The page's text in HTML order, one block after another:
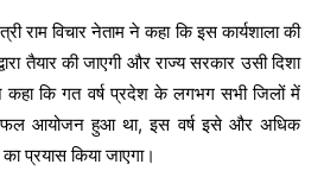
राम विचार नेताम ने कहा कि इस कार्यशाला की
तैयार की जाएगी और राज्य सरकार उसी दिशा
कहा कि गत वर्ष प्रदेश के लगभग सभी जिलों में
आयोजन हुआ था, इस वर्ष इसे और अधिक
प्रयास किया जाएगा।